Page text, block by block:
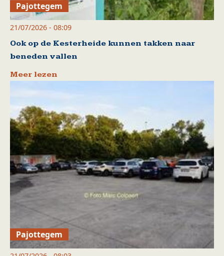
Pajottegem
21/07/2026 - 08:09
Ook op de Kesterheide kunnen takken naar
beneden vallen
Meer lezen
Pajottegem